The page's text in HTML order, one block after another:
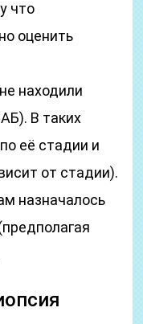
что
оценить
находили
В таких
её стадии и
от стадии).
назначалось